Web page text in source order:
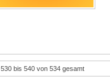
530 bis 540 von 534 gesamt